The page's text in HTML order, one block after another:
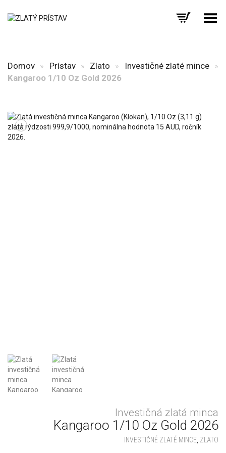
Prepnúť menu
Domov » Prístav» Zlato » Investičné zlaté mince»
Kangaroo 1/10 Oz Gold 2026
+
Investičná zlatá minca
Kangaroo 1/10 Oz Gold 2026
INVESTIČNÉ ZLATÉ MINCE ZLATO